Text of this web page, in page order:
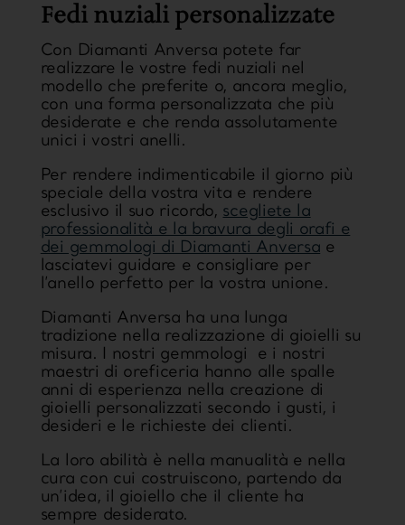
Fedi nuziali personalizzate
Con Diamanti Anversa potete far
realizzare le vostre fedi nuziali nel
modello che preferite o, ancora meglio,
con una forma personalizzata che più
desiderate e che renda assolutamente
unici i vostri anelli.
Per rendere indimenticabile il giorno più
speciale della vostra vita e rendere
esclusivo il suo ricordo, scegliete la
professionalità e la bravura degli orafi e
dei gemmologi di Diamanti Anversa e
lasciatevi guidare e consigliare per
l’anello perfetto per la vostra unione.
Diamanti Anversa ha una lunga
tradizione nella realizzazione di gioielli su
misura. I nostri gemmologi e i nostri
maestri di oreficeria hanno alle spalle
anni di esperienza nella creazione di
gioielli personalizzati secondo i gusti, i
desideri e le richieste dei clienti.
La loro abilità è nella manualità e nella
cura con cui costruiscono, partendo da
un’idea, il gioiello che il cliente ha
sempre desiderato.